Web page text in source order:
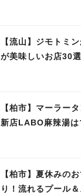
【流山】ジモトミ
が美味しいお店30選
【柏市】マーラー
新店LABO麻辣湯は
【柏市】夏休みの
り！流れるプール